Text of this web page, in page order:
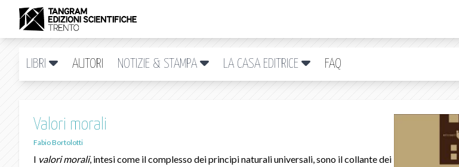
LIBRI AUTORI NOTIZIE & STAMPA LA CASA EDITRICE FAQ
Valori morali
Fabio Bortolotti
I valori morali, intesi come il complesso dei principi naturali universali, sono il collante dei